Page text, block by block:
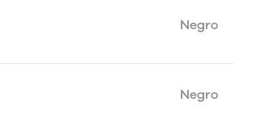
Negro
Negro